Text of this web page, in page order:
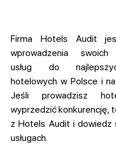
Firma Hotels Audit
wprowadzenia swoich
usług do
hotelowych w Polsce i na
Jeśli prowadzisz
wyprzedzić konkurencję,
z Hotels Audit i dowiedz
usługach.